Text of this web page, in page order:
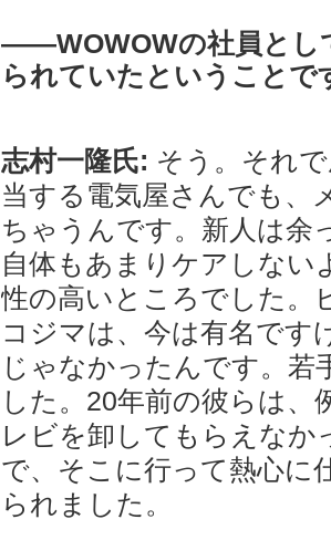
――WOWOWの社員とし
られていたということで
志村一隆氏: そう。それ
当する電気屋さんでも、
ちゃうんです。新人は余
自体もあまりケアしない
性の高いところでした。
コジマは、今は有名です
じゃなかったんです。
した。20年前の彼らは
レビを卸してもらえなか
で、そこに行って熱心に
られました。